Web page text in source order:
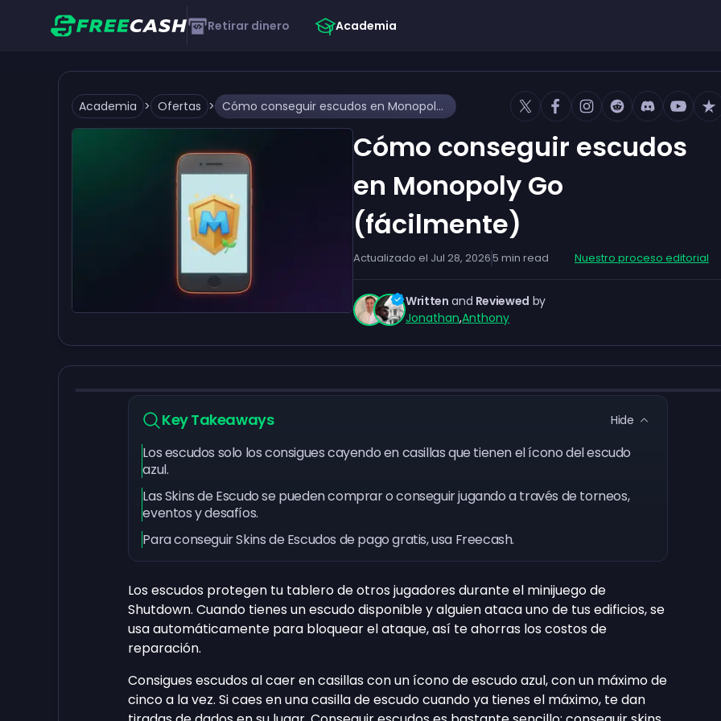
Retirar dinero Academia
Academia > Ofertas > Cómo conseguir escudos en Monopoly Go (fácilmente)
Cómo conseguir escudos
en Monopoly Go
(fácilmente)
Actualizado el Jul 28, 20265 min read Nuestro proceso editorial
Written and Reviewed by
Jonathan,Anthony
Key Takeaways Hide
Los escudos solo los consigues cayendo en casillas que tienen el ícono del escudo
azul.
Las Skins de Escudo se pueden comprar o conseguir jugando a través de torneos,
eventos y desafíos.
Para conseguir Skins de Escudos de pago gratis, usa Freecash.
Los escudos protegen tu tablero de otros jugadores durante el minijuego de
Shutdown. Cuando tienes un escudo disponible y alguien ataca uno de tus edificios, se
usa automáticamente para bloquear el ataque, así te ahorras los costos de
reparación.
Consigues escudos al caer en casillas con un ícono de escudo azul, con un máximo de
cinco a la vez. Si caes en una casilla de escudo cuando ya tienes el máximo, te dan